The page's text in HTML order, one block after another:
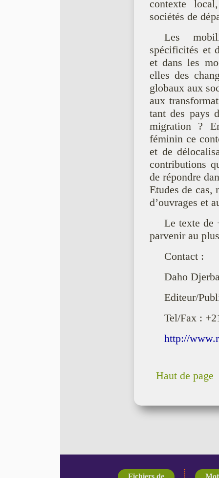
contexte
sociétés de
Les
spécificités et
et dans les
elles des
globaux aux
aux
tant des pays
migration ?
féminin ce
et de
contributions
de répondre
Etudes de cas,
d’ouvrages et
Le texte de
parvenir au
Contact :
Daho
Editeur/
Tel/Fax :
http://
Haut de page